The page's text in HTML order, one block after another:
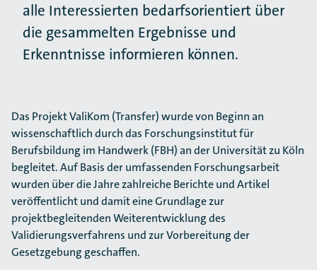
alle Interessierten bedarfsorientiert über
die gesammelten Ergebnisse und
Erkenntnisse informieren können.
Das Projekt ValiKom (Transfer) wurde von Beginn an
wissenschaftlich durch das Forschungsinstitut für
Berufsbildung im Handwerk (FBH) an der Universität zu Köln
begleitet. Auf Basis der umfassenden Forschungsarbeit
wurden über die Jahre zahlreiche Berichte und Artikel
veröffentlicht und damit eine Grundlage zur
projektbegleitenden Weiterentwicklung des
Validierungsverfahrens und zur Vorbereitung der
Gesetzgebung geschaffen.